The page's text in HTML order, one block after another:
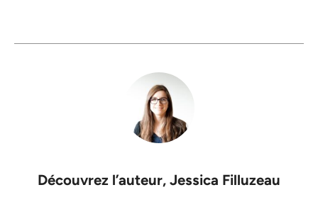
Découvrez l’auteur, Jessica Filluzeau